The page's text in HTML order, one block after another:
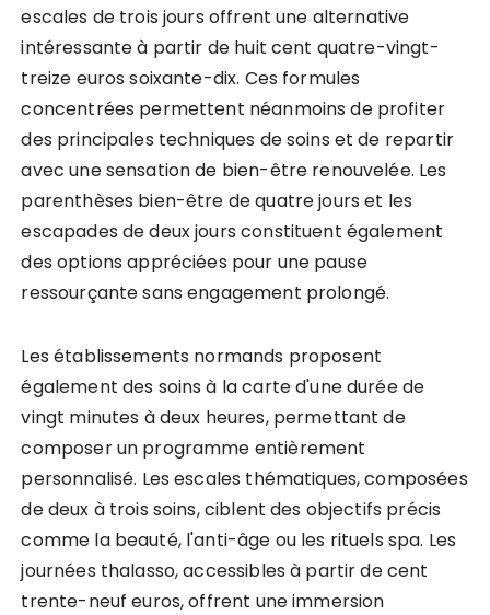
escales de trois jours offrent une alternative
intéressante à partir de huit cent quatre-vingt-
treize euros soixante-dix. Ces formules
concentrées permettent néanmoins de profiter
des principales techniques de soins et de repartir
avec une sensation de bien-être renouvelée. Les
parenthèses bien-être de quatre jours et les
escapades de deux jours constituent également
des options appréciées pour une pause
ressourçante sans engagement prolongé.
Les établissements normands proposent
également des soins à la carte d'une durée de
vingt minutes à deux heures, permettant de
composer un programme entièrement
personnalisé. Les escales thématiques, composées
de deux à trois soins, ciblent des objectifs précis
comme la beauté, l'anti-âge ou les rituels spa. Les
journées thalasso, accessibles à partir de cent
trente-neuf euros, offrent une immersion